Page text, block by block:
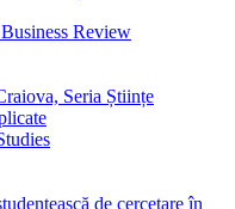
Review
Seria Științe
de cercetare în